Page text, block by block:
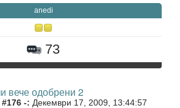
anedi
73
вече одобрени 2
-: Декември 17, 2009, 13:44:57